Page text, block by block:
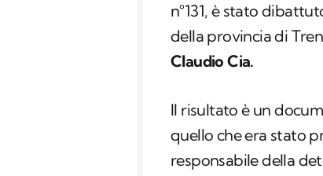
n°131, è stato
della provincia di
Claudio Cia.
Il risultato è un
quello che era stato
responsabile della